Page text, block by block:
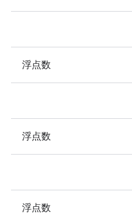
浮点数
浮点数
浮点数